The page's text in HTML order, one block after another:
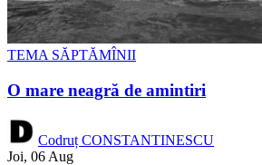
TEMA SĂPTĂMÎNII
O mare neagră de amintiri
Codruț CONSTANTINESCU
Joi, 06 Aug